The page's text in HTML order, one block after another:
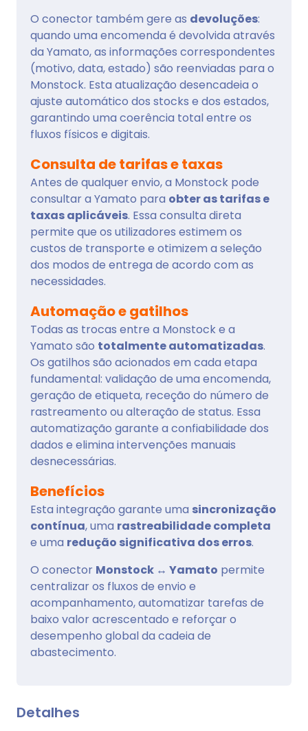
O conector também gere as devoluções:
quando uma encomenda é devolvida através
da Yamato, as informações correspondentes
(motivo, data, estado) são reenviadas para o
Monstock. Esta atualização desencadeia o
ajuste automático dos stocks e dos estados,
garantindo uma coerência total entre os
fluxos físicos e digitais.
Consulta de tarifas e taxas
Antes de qualquer envio, a Monstock pode
consultar a Yamato para obter as tarifas e
taxas aplicáveis. Essa consulta direta
permite que os utilizadores estimem os
custos de transporte e otimizem a seleção
dos modos de entrega de acordo com as
necessidades.
Automação e gatilhos
Todas as trocas entre a Monstock e a
Yamato são totalmente automatizadas.
Os gatilhos são acionados em cada etapa
fundamental: validação de uma encomenda,
geração de etiqueta, receção do número de
rastreamento ou alteração de status. Essa
automatização garante a confiabilidade dos
dados e elimina intervenções manuais
desnecessárias.
Benefícios
Esta integração garante uma sincronização
contínua, uma rastreabilidade completa
e uma redução significativa dos erros.
O conector Monstock ↔ Yamato permite
centralizar os fluxos de envio e
acompanhamento, automatizar tarefas de
baixo valor acrescentado e reforçar o
desempenho global da cadeia de
abastecimento.
Detalhes